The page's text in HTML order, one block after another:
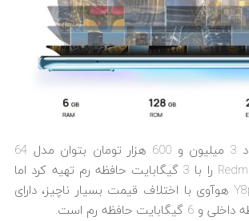
شاید با صرف حدود 3 میلیون و 600 هزار تومان بتوان مدل 64
گیگابایتی Redmi Note 9 را با 3 گیگابایت حافظه رم تهیه کرد اما
بد نیست بدانید Y8p هوآوی با اختلاف قیمت بسیار ناچیز، دارای